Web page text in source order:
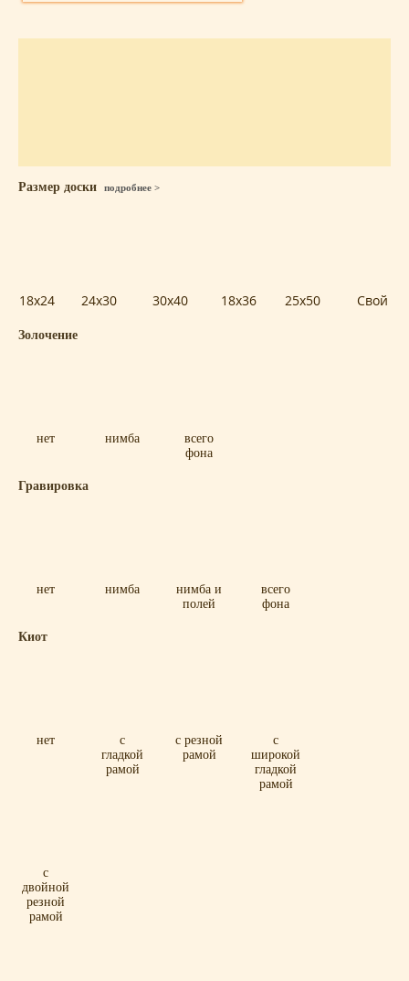
Размер доски подробнее >
18x24 24x30 30x40 18x36 25x50 Свой
Золочение
нет нимба
всего
фона
Гравировка
нет нимба
нимба и
полей
всего
фона
Киот
нет
с
гладкой
рамой
с резной
рамой
с
широкой
гладкой
рамой
с
двойной
резной
рамой